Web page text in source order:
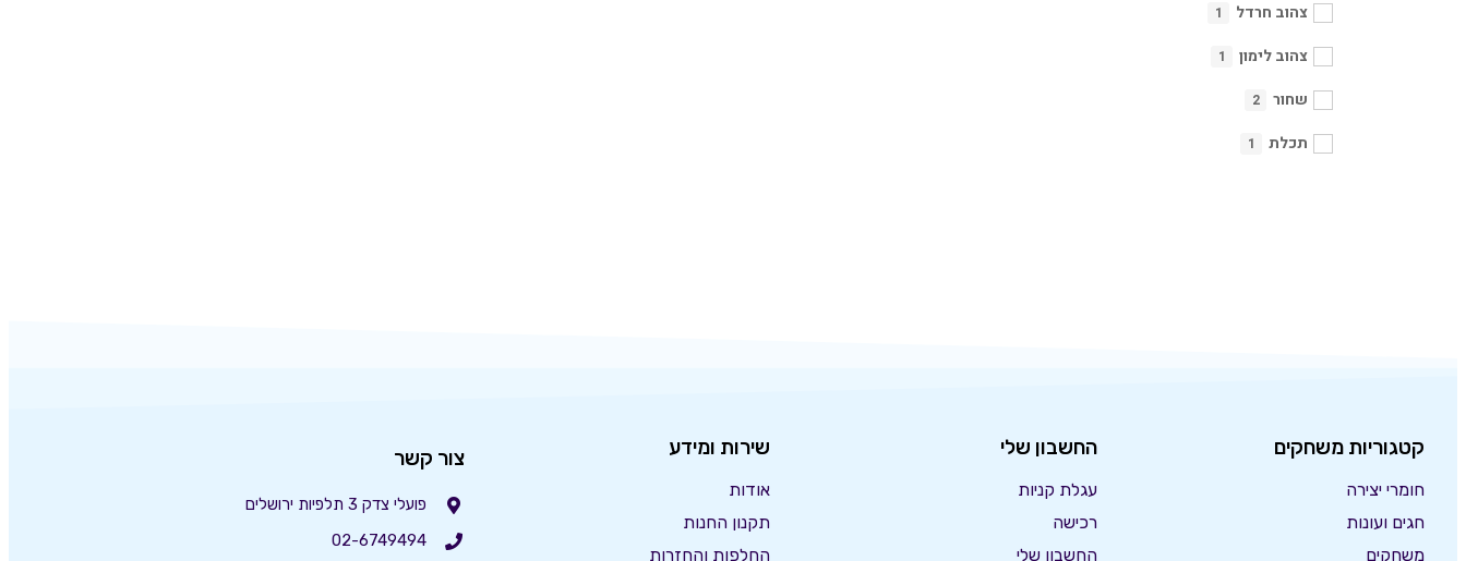
צהוב חרדל 1
צהוב לימון 1
שחור 2
תכלת 1
קטגוריות משחקים
חומרי יצירה
חגים ועונות
משחקים
החשבון שלי
עגלת קניות
רכישה
החשבון שלי
שירות ומידע
אודות
תקנון החנות
החלפות והחזרות
צור קשר
פועלי צדק 3 תלפיות ירושלים
02-6749494